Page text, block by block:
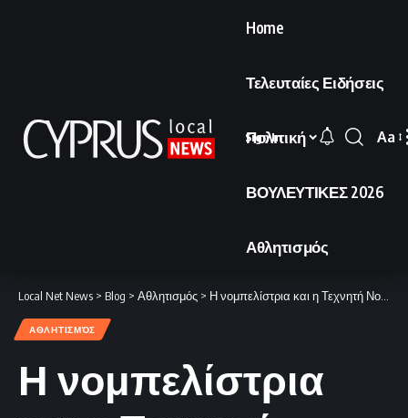
Home
Τελευταίες Ειδήσεις
Πολιτική
ΒΟΥΛΕΥΤΙΚΕΣ 2026
Αθλητισμός
Sign In
Font
Aa
Local Net News > Blog > Αθλητισμός > Η νομπελίστρια και η Τεχνητή Νοημοσύνη.
ΑΘΛΗΤΙΣΜΌΣ
Η νομπελίστρια